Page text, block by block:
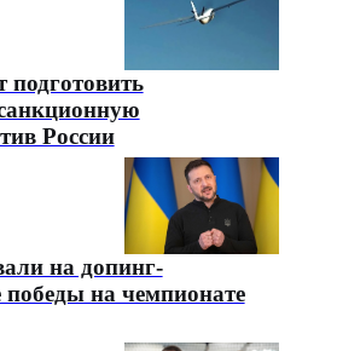
подготовить
России
на допинг-
победы на чемпионате